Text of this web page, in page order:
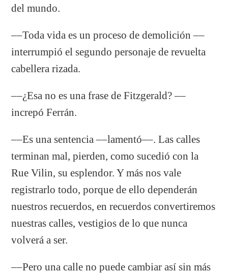
del mundo.
––Toda vida es un proceso de demolición ­––
interrumpió el segundo personaje de revuelta
cabellera rizada.
––¿Esa no es una frase de Fitzgerald? ­––
increpó Ferrán.
––Es una sentencia ­––lamentó––. Las calles
terminan mal, pierden, como sucedió con la
Rue Vilin, su esplendor. Y más nos vale
registrarlo todo, porque de ello dependerán
nuestros recuerdos, en recuerdos convertiremos
nuestras calles, vestigios de lo que nunca
volverá a ser.
––Pero una calle no puede cambiar así sin más